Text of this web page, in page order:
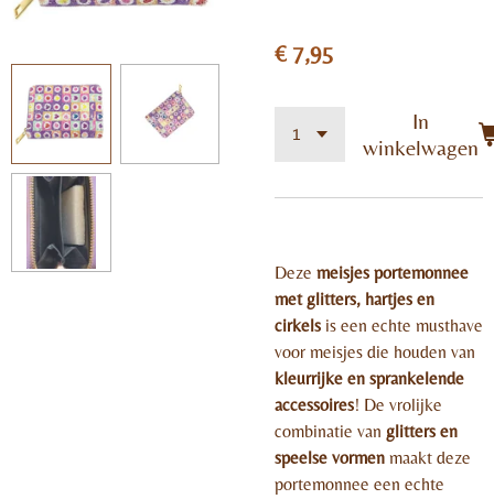
€ 7,95
In
winkelwagen
Deze meisjes portemonnee
met glitters, hartjes en
cirkels is een echte musthave
voor meisjes die houden van
kleurrijke en sprankelende
accessoires! De vrolijke
combinatie van glitters en
speelse vormen maakt deze
portemonnee een echte